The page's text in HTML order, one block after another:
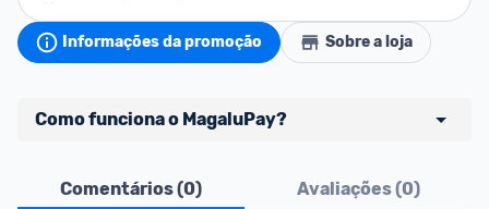
Informações da promoção Sobre a loja
Como funciona o MagaluPay?
se aos detalhes abaixo:
Comentários (0) Avaliações (0)